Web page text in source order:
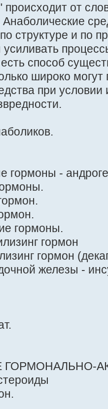
от
структуре и по
способ
широко могут
при условии
гормоны -
гормоны.
гормон
гормон
железы -
ГОРМОНАЛЬНО-